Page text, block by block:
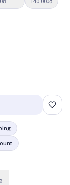
140.000đ